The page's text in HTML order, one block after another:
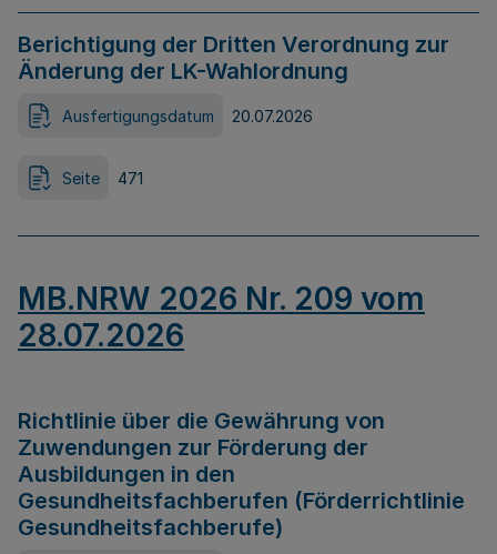
Berichtigung der Dritten Verordnung zur
Änderung der LK-Wahlordnung
Ausfertigungsdatum 20.07.2026
Seite 471
MB.NRW 2026 Nr. 209 vom
28.07.2026
Richtlinie über die Gewährung von
Zuwendungen zur Förderung der
Ausbildungen in den
Gesundheitsfachberufen (Förderrichtlinie
Gesundheitsfachberufe)